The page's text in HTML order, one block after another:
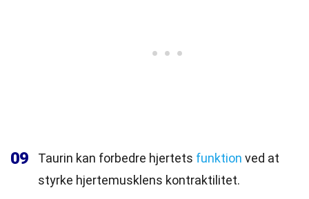
09 Taurin kan forbedre hjertets funktion ved at
styrke hjertemusklens kontraktilitet.